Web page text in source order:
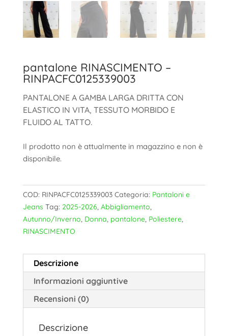
pantalone RINASCIMENTO –
RINPACFC0125339003
PANTALONE A GAMBA LARGA DRITTA CON
ELASTICO IN VITA, TESSUTO MORBIDO E
FLUIDO AL TATTO.
Il prodotto non è attualmente in magazzino e non è
disponibile.
COD: RINPACFC0125339003 Categoria: Pantaloni e
Jeans Tag: 2025-2026, Abbigliamento,
Autunno/Inverno, Donna, pantalone, Poliestere,
RINASCIMENTO
Descrizione
Informazioni aggiuntive
Recensioni (0)
Descrizione